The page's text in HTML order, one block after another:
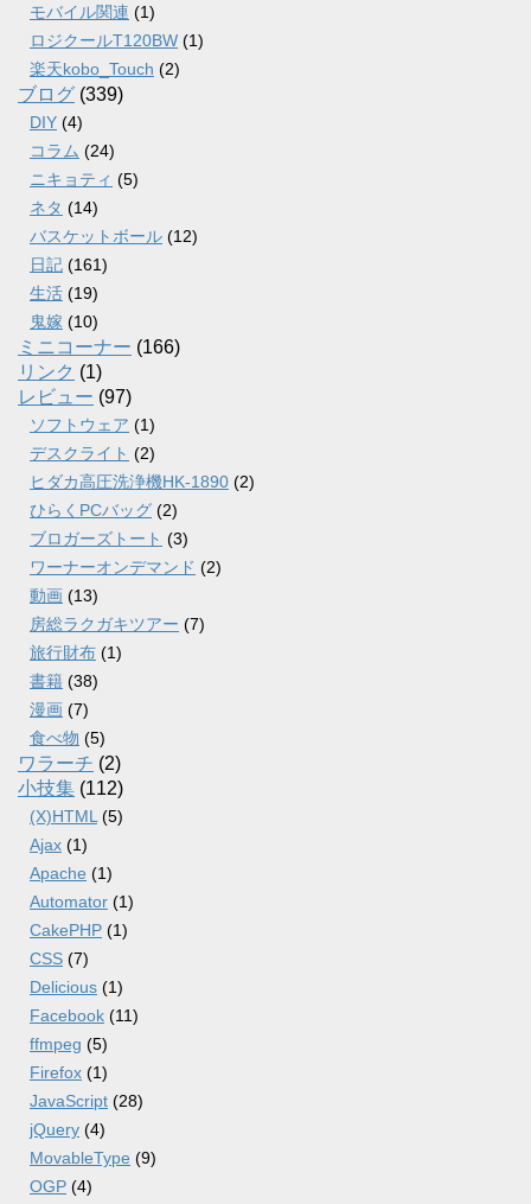
モバイル関連 (1)
ロジクールT120BW (1)
楽天kobo_Touch (2)
ブログ (339)
DIY (4)
コラム (24)
ニキョティ (5)
ネタ (14)
バスケットボール (12)
日記 (161)
生活 (19)
鬼嫁 (10)
ミニコーナー (166)
リンク (1)
レビュー (97)
ソフトウェア (1)
デスクライト (2)
ヒダカ高圧洗浄機HK-1890 (2)
ひらくPCバッグ (2)
ブロガーズトート (3)
ワーナーオンデマンド (2)
動画 (13)
房総ラクガキツアー (7)
旅行財布 (1)
書籍 (38)
漫画 (7)
食べ物 (5)
ワラーチ (2)
小技集 (112)
(X)HTML (5)
Ajax (1)
Apache (1)
Automator (1)
CakePHP (1)
CSS (7)
Delicious (1)
Facebook (11)
ffmpeg (5)
Firefox (1)
JavaScript (28)
jQuery (4)
MovableType (9)
OGP (4)